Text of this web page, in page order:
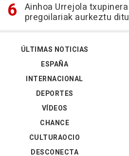
Ainhoa Urrejola
pregoilariak aurkeztu
ÚLTIMAS NOTICIAS
ESPAÑA
INTERNACIONAL
DEPORTES
VÍDEOS
CHANCE
CULTURAOCIO
DESCONECTA